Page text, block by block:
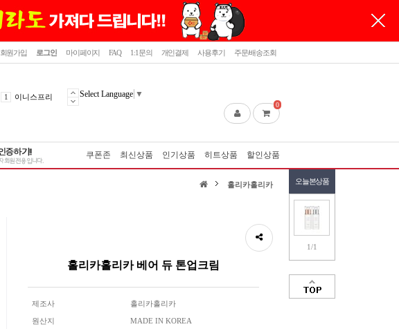
닫기
회원가입 로그인 마이페이지 FAQ 1:1문의 개인결제 사용후기 주문/배송조회
4 메디힐
5 라네즈
Select Language ▼
0
쿠폰존 최신상품 인기상품 히트상품 할인상품
오늘본상품
1/1
홀리카홀리카
홀리카홀리카 베어 듀 톤업크림
제조사 홀리카홀리카
원산지 MADE IN KOREA